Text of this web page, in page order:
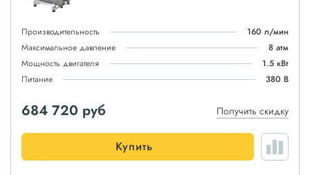
Производительность
160 л/мин
Максимальное давление
8 атм
Мощность двигателя
1.5 кВт
Питание
380 В
684 720 руб Получить скидку
Купить